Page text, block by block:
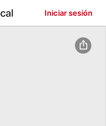
Iniciar sesión